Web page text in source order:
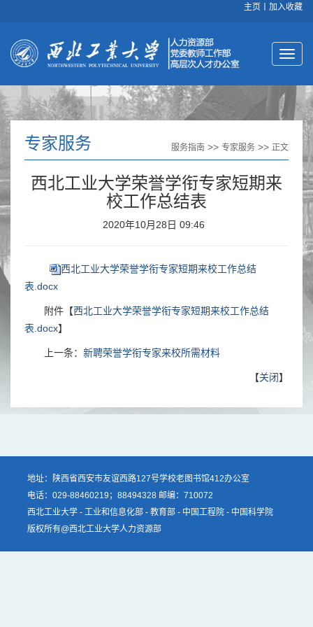
主页 加入收藏
专家服务 服务指南 >> 专家服务 >> 正文
西北工业大学荣誉学衔专家短期来
校工作总结表
2020年10月28日 09:46
西北工业大学荣誉学衔专家短期来校工作总结
表.docx
附件【西北工业大学荣誉学衔专家短期来校工作总结
表.docx】
上一条： 新聘荣誉学衔专家来校所需材料
【关闭】
地址：陕西省西安市友谊西路127号学校老图书馆412办公室
电话：029-88460219；88494328 邮编：710072
西北工业大学 - 工业和信息化部 - 教育部 - 中国工程院 - 中国科学院
版权所有@西北工业大学人力资源部